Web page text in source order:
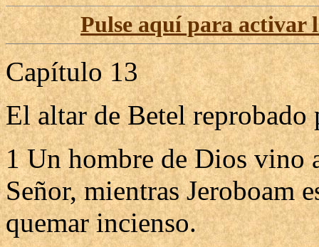
Pulse aquí para activar
Capítulo 13
El altar de Betel reprobado
1 Un hombre de Dios vino
Señor, mientras Jeroboam
quemar incienso.